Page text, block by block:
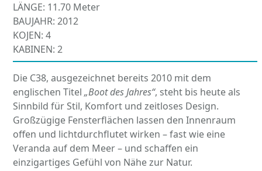
LÄNGE: 11.70 Meter
BAUJAHR: 2012
KOJEN: 4
KABINEN: 2
Die C38, ausgezeichnet bereits 2010 mit dem
englischen Titel„Boot des Jahres“, steht bis heute als
Sinnbild für Stil, Komfort und zeitloses Design.
Großzügige Fensterflächen lassen den Innenraum
offen und lichtdurchflutet wirken – fast wie eine
Veranda auf dem Meer – und schaffen ein
einzigartiges Gefühl von Nähe zur Natur.